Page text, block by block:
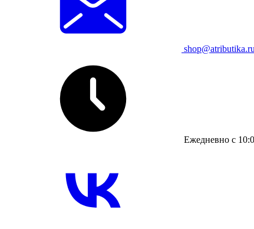
shop@atributika.ru
Ежедневно с